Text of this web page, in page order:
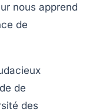
nous apprend
de
de
des